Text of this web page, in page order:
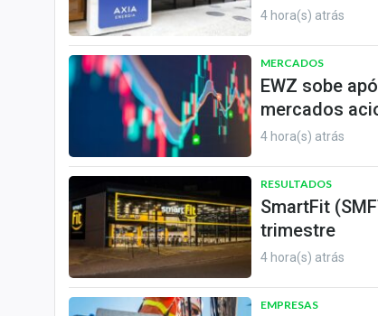
4 hora(s) atrás
MERCADOS
EWZ sobe
mercados
4 hora(s) atrás
RESULTADOS
SmartFit
trimestre
4 hora(s) atrás
EMPRESAS